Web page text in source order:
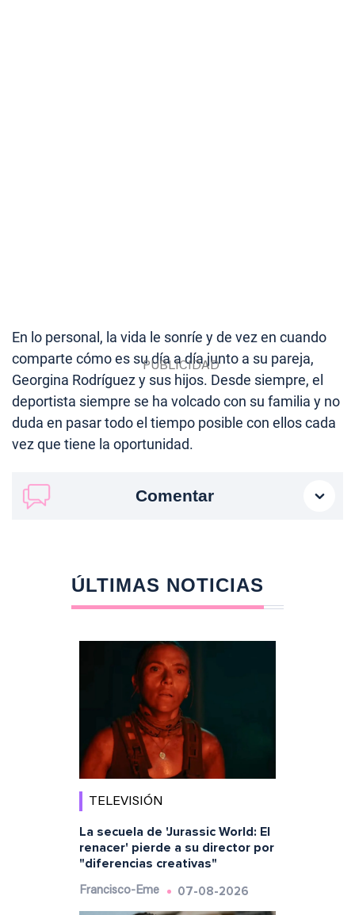
En lo personal, la vida le sonríe y de vez en cuando
comparte cómo es su día a día junto a su pareja,
Georgina Rodríguez y sus hijos. Desde siempre, el
deportista siempre se ha volcado con su familia y no
duda en pasar todo el tiempo posible con ellos cada
vez que tiene la oportunidad.
Comentar
ÚLTIMAS NOTICIAS
TELEVISIÓN
La secuela de 'Jurassic World: El
renacer' pierde a su director por
"diferencias creativas"
Francisco-Eme 07-08-2026